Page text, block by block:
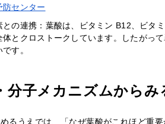
防センター
との連携：葉酸は、ビタミン B12、ビタ
体とクロストークしています。したがっ
す。
分子メカニズムからみ
るうえでは、「なぜ葉酸がこれほど重